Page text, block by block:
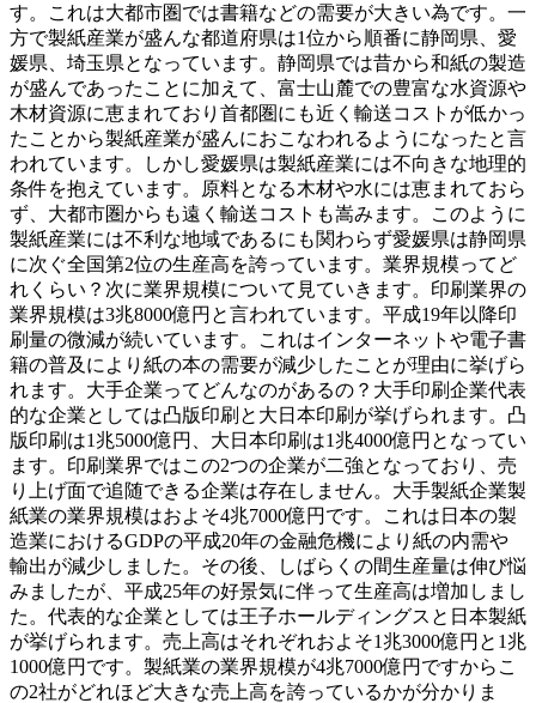
す。これは大都市圏では書籍などの需要が大きい為です。一
方で製紙産業が盛んな都道府県は1位から順番に静岡県、愛
媛県、埼玉県となっています。静岡県では昔から和紙の製造
が盛んであったことに加えて、富士山麓での豊富な水資源や
木材資源に恵まれており首都圏にも近く輸送コストが低かっ
たことから製紙産業が盛んにおこなわれるようになったと言
われています。しかし愛媛県は製紙産業には不向きな地理的
条件を抱えています。原料となる木材や水には恵まれておら
ず、大都市圏からも遠く輸送コストも嵩みます。このように
製紙産業には不利な地域であるにも関わらず愛媛県は静岡県
に次ぐ全国第2位の生産高を誇っています。業界規模ってど
れくらい？次に業界規模について見ていきます。印刷業界の
業界規模は3兆8000億円と言われています。平成19年以降印
刷量の微減が続いています。これはインターネットや電子書
籍の普及により紙の本の需要が減少したことが理由に挙げら
れます。大手企業ってどんなのがあるの？大手印刷企業代表
的な企業としては凸版印刷と大日本印刷が挙げられます。凸
版印刷は1兆5000億円、大日本印刷は1兆4000億円となってい
ます。印刷業界ではこの2つの企業が二強となっており、売
り上げ面で追随できる企業は存在しません。大手製紙企業製
紙業の業界規模はおよそ4兆7000億円です。これは日本の製
造業におけるGDPの平成20年の金融危機により紙の内需や
輸出が減少しました。その後、しばらくの間生産量は伸び悩
みましたが、平成25年の好景気に伴って生産高は増加しまし
た。代表的な企業としては王子ホールディングスと日本製紙
が挙げられます。売上高はそれぞれおよそ1兆3000億円と1兆
1000億円です。製紙業の業界規模が4兆7000億円ですからこ
の2社がどれほど大きな売上高を誇っているかが分かりま